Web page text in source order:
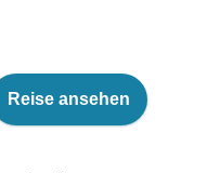
Reise ansehen